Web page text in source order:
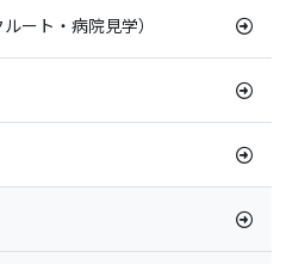
ート・病院見学）